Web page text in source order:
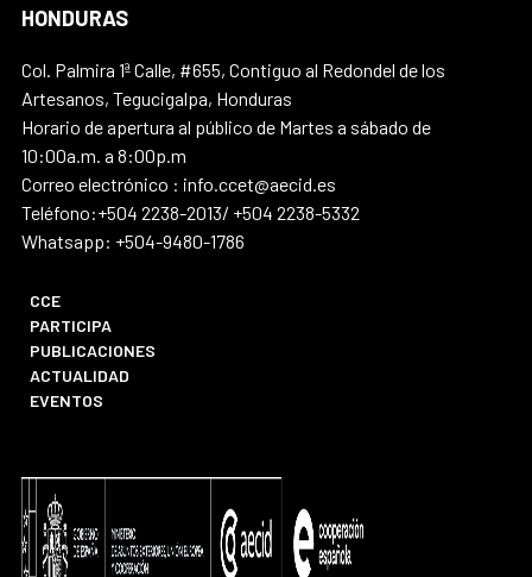
HONDURAS
Col. Palmira 1ª Calle, #655, Contiguo al Redondel de los
Artesanos, Tegucigalpa, Honduras
Horario de apertura al público de Martes a sábado de
10:00a.m. a 8:00p.m
Correo electrónico : info.ccet@aecid.es
Teléfono:+504 2238-2013/ +504 2238-5332
Whatsapp: +504-9480-1786
CCE
PARTICIPA
PUBLICACIONES
ACTUALIDAD
EVENTOS